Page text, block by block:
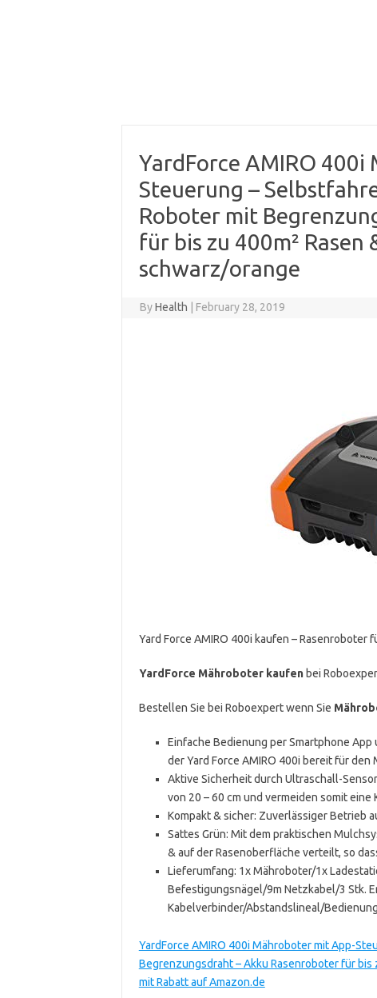
YardForce AMIRO
Steuerung –
Roboter mit
für bis zu 400m² Rasen
schwarz/orange
ByHealth February 28, 2019
Yard Force AMIRO 400i kaufen – Rasenroboter
YardForce Mähroboter kaufenbei
Bestellen Sie bei Roboexpert wenn Sie
Einfache Bedienung per Smartphone
der Yard Force AMIRO 400i bereit für den
Aktive Sicherheit durch Ultraschall-
von 20 – 60 cm und vermeiden somit eine
Kompakt & sicher: Zuverlässiger Betrieb
Sattes Grün: Mit dem praktischen
& auf der Rasenoberfläche verteilt, so
Lieferumfang: 1x Mähroboter/1x
Befestigungsnägel/9m Netzkabel/3 Stk.
Kabelverbinder/Abstandslineal/
YardForce AMIRO 400i Mähroboter mit App-
Begrenzungsdraht – Akku Rasenroboter für bis
mit Rabatt auf Amazon.de